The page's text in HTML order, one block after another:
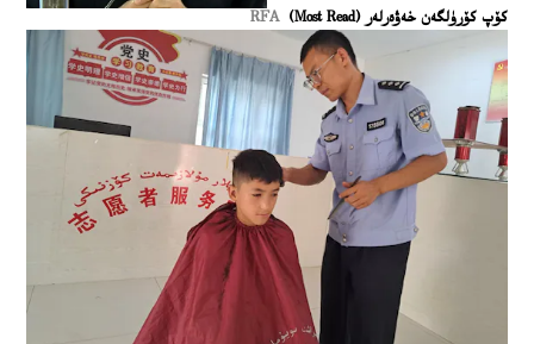
كۆپ كۆرۈلگەن خەۋەرلەر (Most Read) RFA